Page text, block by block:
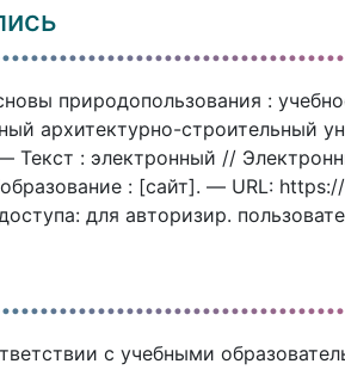
природопользования :
архитектурно-строительный
: электронный //
: [сайт]. — URL:
для авторизир.
с учебными